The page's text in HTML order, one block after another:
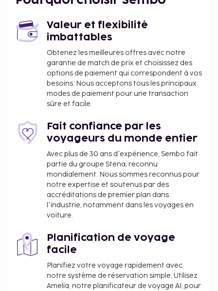
néerlandais - 0, 2 km ; Port de Maduvvari - 18, 2 km ;
Port de Meedhoo - 22, 9 km ; Vaadhoo - 25, 7 km ;
Jetée de l'île d'Orimasvaru - 40, 8 km ; Île privée de
Velaa - 41 km ; Gemendhoo - 44, 3 km ; Baie
d'Hanifaru - 59 km.
Lors de la réservation d'hôtels aux Maldives, il est
essentiel de contacter l'hôtel bien avant votre
arrivée pour organiser le transfert nécessaire de
l'aéroport à l'hôtel.
Valeur et flexibilité
imbattables
Obtenez les meilleures offres avec notre
garantie de match de prix et choisissez des
options de paiement qui correspondent à vos
besoins. Nous acceptons tous les principaux
modes de paiement pour une transaction
sûre et facile.
Fait confiance par les
voyageurs du monde entier
Avec plus de 30 ans d'expérience, Sembo fait
partie du groupe Stena, reconnu
mondialement. Nous sommes reconnus pour
notre expertise et soutenus par des
accréditations de premier plan dans
l'industrie, notamment dans les voyages en
voiture.
Planification de voyage
facile
Planifiez votre voyage rapidement avec
notre système de réservation simple. Utilisez
Amelia, notre planificateur de voyage AI, pour